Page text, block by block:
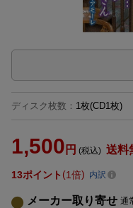
ディスク枚数 ： 1枚(CD1枚)
1,500 円 (税込) 送料
13ポイント 1倍 内訳
メーカー取り寄せ 通